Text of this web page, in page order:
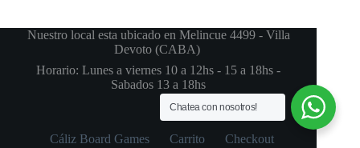
Nuestro local esta ubicado en Melincue 4499 - Villa
Devoto (CABA)
Horario: Lunes a viernes 10 a 12hs - 15 a 18hs -
Sabados 13 a 18hs
Cáliz Board Games Carrito
Checkout
Chatea con nosotros!